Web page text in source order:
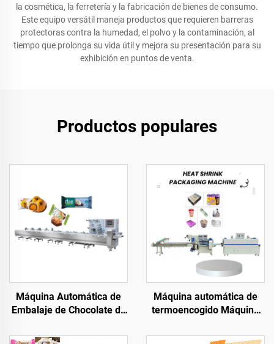
la cosmética, la ferretería y la fabricación de bienes de consumo.
Este equipo versátil maneja productos que requieren barreras
protectoras contra la humedad, el polvo y la contaminación, al
tiempo que prolonga su vida útil y mejora su presentación para su
exhibición en puntos de venta.
Productos populares
Máquina Automática de
Embalaje de Chocolate de
Envolvedora Tipo
Máquina automática de
termoencogido Máquina
flujo para cajas, latas,